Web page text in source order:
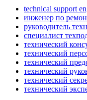
technical support
инженер по
руководитель
специалист
технический
технический
технический
технический
технический
технический